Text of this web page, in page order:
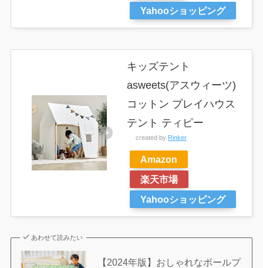
Yahooショッピング
キッズテント
asweets(アスウィーツ)
コットン プレイハウス
テント ティピー
created by Rinker
Amazon
楽天市場
Yahooショッピング
あわせて読みたい
【2024年版】おしゃれなボールプ